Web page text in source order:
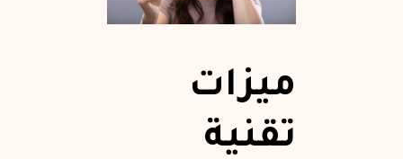
ميزات
تقنية